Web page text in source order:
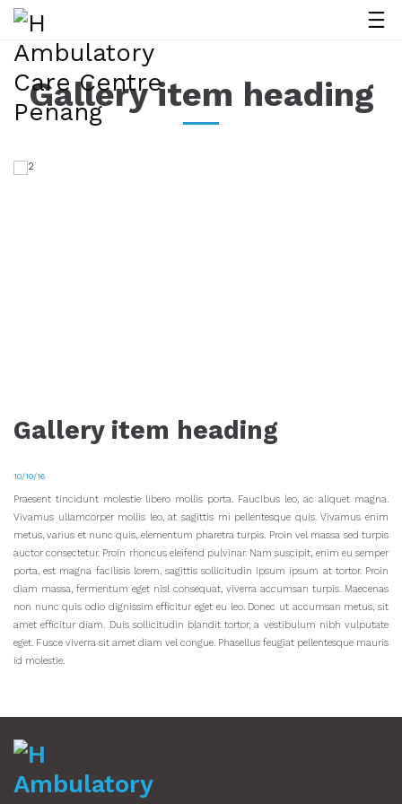
Gallery item heading
Gallery item heading
10/10/16
Praesent tincidunt molestie libero mollis porta. Faucibus leo, ac aliquet magna.
Vivamus ullamcorper mollis leo, at sagittis mi pellentesque quis. Vivamus enim
metus, varius et nunc quis, elementum pharetra turpis. Proin vel massa sed turpis
auctor consectetur. Proin rhoncus eleifend pulvinar. Nam suscipit, enim eu semper
porta, est magna facilisis lorem, sagittis sollicitudin ipsum ipsum at tortor. Proin
diam massa, fermentum eget nisl consequat, viverra accumsan turpis. Maecenas
non nunc quis odio dignissim efficitur eget eu leo. Donec ut accumsan metus, sit
amet efficitur diam. Duis sollicitudin blandit tortor, a vestibulum nibh vulputate
eget. Fusce viverra sit amet diam vel congue. Phasellus feugiat pellentesque mauris
id molestie.